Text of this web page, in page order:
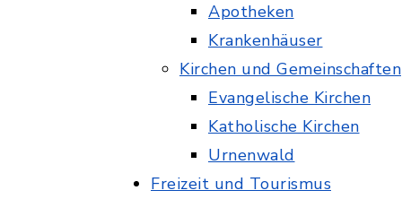
Apotheken
Krankenhäuser
Kirchen und Gemeinschaften
Evangelische Kirchen
Katholische Kirchen
Urnenwald
Freizeit und Tourismus